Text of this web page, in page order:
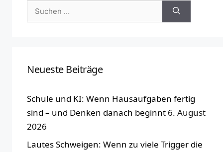
Suchen
nach:
Neueste Beiträge
Schule und KI: Wenn Hausaufgaben fertig
sind – und Denken danach beginnt 6. August
2026
Lautes Schweigen: Wenn zu viele Trigger die